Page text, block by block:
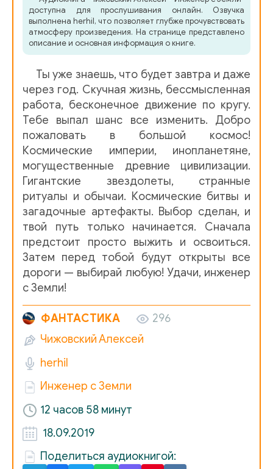
07
09
10
11
13
14
15
16
17
18
20
21
22
23
24
25
доступна для прослушивания онлайн. Озвучка
выполнена herhil, что позволяет глубже прочувствовать
атмосферу произведения. На странице представлено
описание и основная информация о книге.
Ты уже знаешь, что будет завтра и даже
через год. Скучная жизнь, бессмысленная
работа, бесконечное движение по кругу.
Тебе выпал шанс все изменить. Добро
пожаловать в большой космос!
Космические империи, инопланетяне,
могущественные древние цивилизации.
Гигантские звездолеты, странные
ритуалы и обычаи. Космические битвы и
загадочные артефакты. Выбор сделан, и
твой путь только начинается. Сначала
предстоит просто выжить и освоиться.
Затем перед тобой будут открыты все
дороги — выбирай любую! Удачи, инженер
с Земли!
ФАНТАСТИКА
296
Чижовский Алексей
herhil
Инженер с Земли
12 часов 58 минут
18.09.2019
Поделиться аудиокнигой: